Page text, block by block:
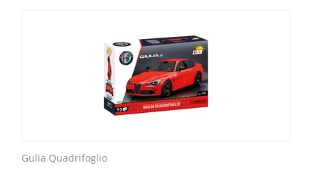
Gulia Quadrifoglio